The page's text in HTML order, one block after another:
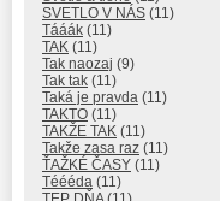
SVETLO V NÁS (11)
Tááák (11)
TAK (11)
Tak naozaj (9)
Tak tak (11)
Taká je pravda (11)
TAKTO (11)
TAKŽE TAK (11)
Takže zasa raz (11)
ŤAŽKÉ ČASY (11)
Téééda (11)